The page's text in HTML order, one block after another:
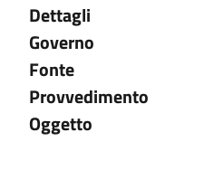
Dettagli
Governo
Fonte
Provvedimento
Oggetto